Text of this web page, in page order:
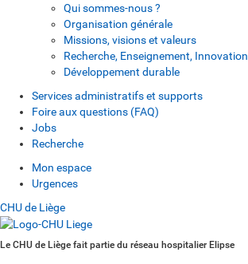
Qui sommes-nous ?
Organisation générale
Missions, visions et valeurs
Recherche, Enseignement, Innovation
Développement durable
Services administratifs et supports
Foire aux questions (FAQ)
Jobs
Recherche
Mon espace
Urgences
CHU de Liège
Le CHU de Liège fait partie du réseau hospitalier Elipse